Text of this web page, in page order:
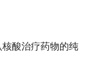
酸治疗药物的纯